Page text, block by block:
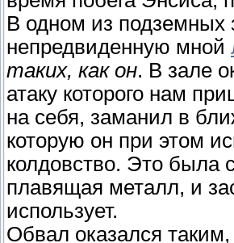
В одном из подземных
непредвиденную мной
таких, как он. В зале
атаку которого нам
на себя, заманил в
которую он при этом
колдовство. Это была
плавящая металл, и
использует.
Обвал оказался